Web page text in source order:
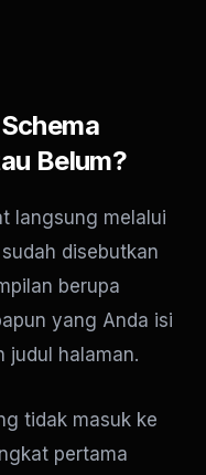
Belum?
langsung melalui
disebutkan
berupa
yang Anda isi
judul halaman.
tidak masuk ke
pertama